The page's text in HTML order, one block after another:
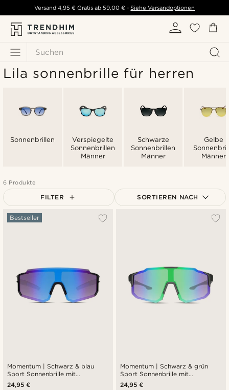
Suchen
Versand 4,95 € Gratis ab 59,00 € - Siehe Versandoptionen
Lila sonnenbrille für herren
Sonnenbrillen
Verspiegelte
Sonnenbrillen
Männer
Schwarze
Sonnenbrillen
Männer
Gelbe
Männer
6 Produkte
FILTER SORTIEREN NACH
Momentum | Schwarz & blau
Sport Sonnenbrille mit
umschließendem Rahmen
Bestseller
24,95 €
Momentum | Schwarz & grün
Sport Sonnenbrille mit
umschließendem Rahmen
24,95 €